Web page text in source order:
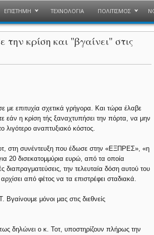
ΕΠΙΣΤΗΜΗ ΤΕΧΝΟΛΟΓΙΑ ΠΟΛΙΤΙΣΜΟΣ
κρίση και "βγαίνει" στις
με επιτυχία σχετικά γρήγορα. Και τώρα έλαβε
εάν η κρίση τής ξαναχτυπήσει την πόρτα, να μην
λιγότερο αναπτυξιακό κόστος.
στη συνέντευξη που έδωσε στην «ΕΞΠΡΕΣ», «η
20 δισεκατομμύρια ευρώ, από τα οποία
διαπραγματεύσεις, την τελευταία δόση αυτού του
από φέτος να τα επιστρέφει σταδιακά.
μόνοι μας στις διεθνείς
δηλώνει ο κ. Τοτ, υποστηρίζουν πλήρως την